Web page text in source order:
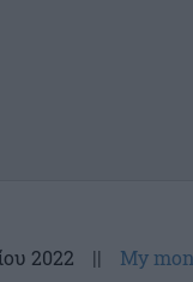
2022 || My